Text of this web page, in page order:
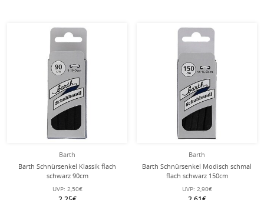
Barth
Barth Schnürsenkel Klassik flach
schwarz 90cm
UVP: 2,50€
Barth
Barth Schnürsenkel Modisch schmal
flach schwarz 150cm
UVP: 2,90€